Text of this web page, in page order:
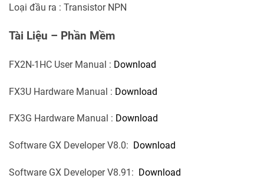
Loại đầu ra : Transistor NPN
Tài Liệu – Phần Mềm
FX2N-1HC User Manual : Download
FX3U Hardware Manual : Download
FX3G Hardware Manual : Download
Software GX Developer V8.0: Download
Software GX Developer V8.91: Download